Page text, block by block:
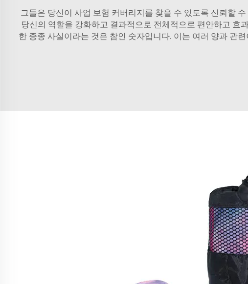
그들은 당신이 사업 보험 커버리지를 찾을 수 있도록 신뢰할
당신의 역할을 강화하고 결과적으로 전체적으로 편안하고
한 종종 사실이라는 것은 참인 숫자입니다. 이는 여러 양과 관